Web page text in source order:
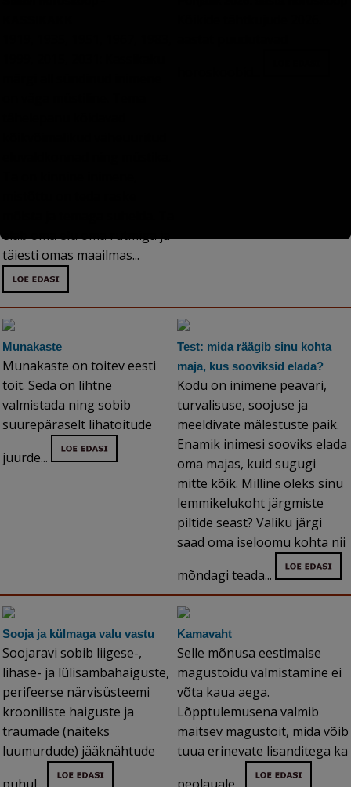
elab oma elu oma rütmiga ja
täiesti omas maailmas...
Munakaste
Munakaste on toitev eesti
toit. Seda on lihtne
valmistada ning sobib
suurepäraselt lihatoitude
juurde...
Test: mida räägib sinu kohta
maja, kus sooviksid elada?
Kodu on inimene peavari,
turvalisuse, soojuse ja
meeldivate mälestuste paik.
Enamik inimesi sooviks elada
oma majas, kuid sugugi
mitte kõik. Milline oleks sinu
lemmikelukoht järgmiste
piltide seast? Valiku järgi
saad oma iseloomu kohta nii
mõndagi teada...
Sooja ja külmaga valu vastu
Soojaravi sobib liigese-,
lihase- ja lülisambahaiguste,
perifeerse närvisüsteemi
krooniliste haiguste ja
traumade (näiteks
luumurdude) jääknähtude
Kamavaht
Selle mõnusa eestimaise
magustoidu valmistamine ei
võta kaua aega.
Lõpptulemusena valmib
maitsev magustoit, mida võib
tuua erinevate lisanditega ka